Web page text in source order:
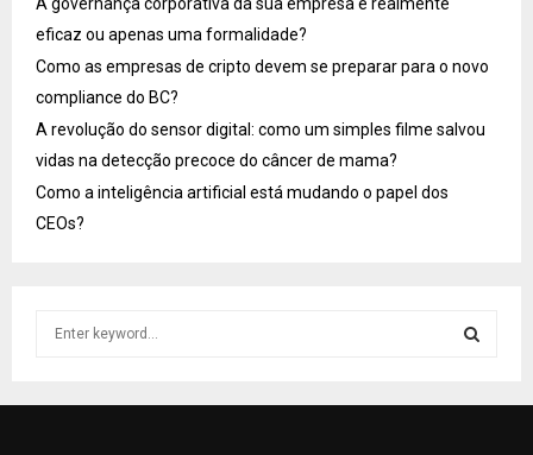
eficaz ou apenas uma formalidade?
Como as empresas de cripto devem se preparar para o novo
compliance do BC?
A revolução do sensor digital: como um simples filme salvou
vidas na detecção precoce do câncer de mama?
Como a inteligência artificial está mudando o papel dos
CEOs?